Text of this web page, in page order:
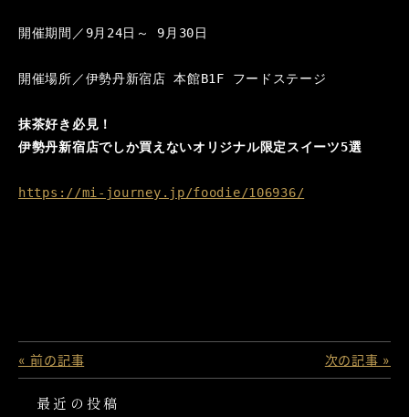
最近の投稿
開催期間／9月24日～ 9月30日
開催場所／伊勢丹新宿店 本館B1F フードステージ
抹茶好き必見！
伊勢丹新宿店でしか買えないオリジナル限定スイーツ5選
https://mi-journey.jp/foodie/106936/
« 前の記事 次の記事 »